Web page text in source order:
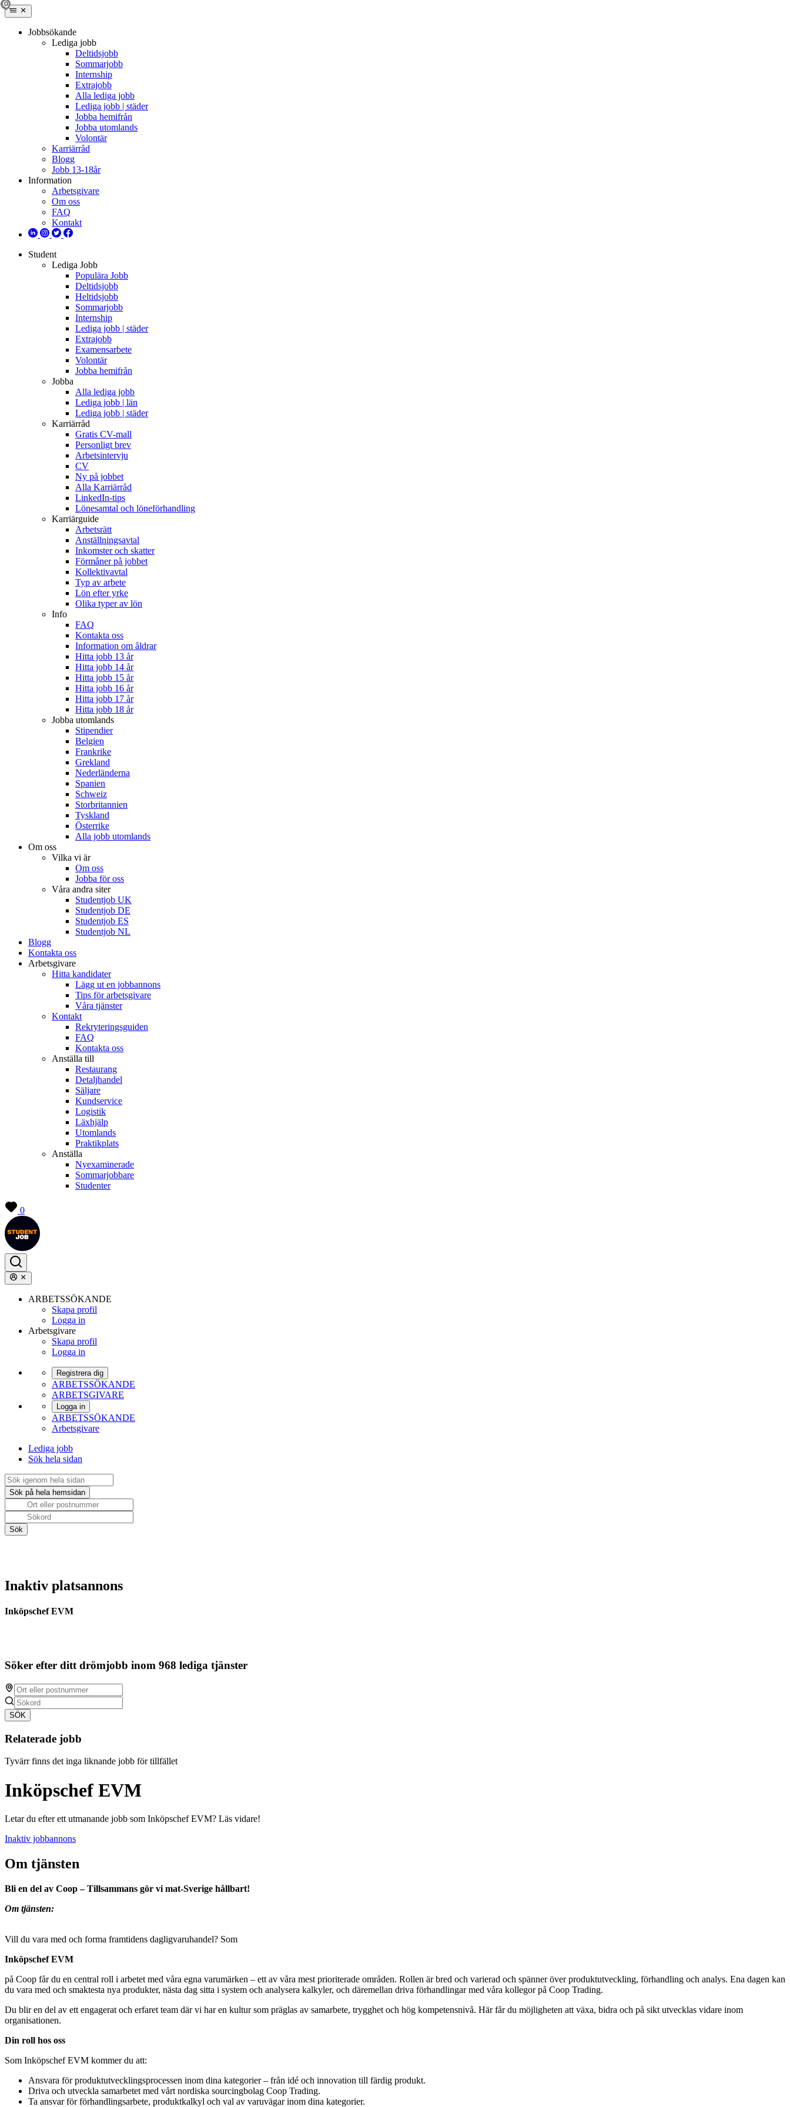
Jobbsökande
Lediga jobb
Deltidsjobb
Sommarjobb
Internship
Extrajobb
Alla lediga jobb
Lediga jobb | städer
Jobba hemifrån
Jobba utomlands
Volontär
Karriärråd
Blogg
Jobb 13-18år
Information
Arbetsgivare
Om oss
FAQ
Kontakt
Student
Lediga Jobb
Populära Jobb
Deltidsjobb
Heltidsjobb
Sommarjobb
Internship
Lediga jobb | städer
Extrajobb
Examensarbete
Volontär
Jobba hemifrån
Jobba
Alla lediga jobb
Lediga jobb | län
Lediga jobb | städer
Karriärråd
Gratis CV-mall
Personligt brev
Arbetsintervju
CV
Ny på jobbet
Alla Karriärråd
LinkedIn-tips
Lönesamtal och löneförhandling
Karriärguide
Arbetsrätt
Anställningsavtal
Inkomster och skatter
Förmåner på jobbet
Kollektivavtal
Typ av arbete
Lön efter yrke
Olika typer av lön
Info
FAQ
Kontakta oss
Information om åldrar
Hitta jobb 13 år
Hitta jobb 14 år
Hitta jobb 15 år
Hitta jobb 16 år
Hitta jobb 17 år
Hitta jobb 18 år
Jobba utomlands
Stipendier
Belgien
Frankrike
Grekland
Nederländerna
Spanien
Schweiz
Storbritannien
Tyskland
Österrike
Alla jobb utomlands
Om oss
Vilka vi är
Om oss
Jobba för oss
Våra andra siter
Studentjob UK
Studentjob DE
Studentjob ES
Studentjob NL
Blogg
Kontakta oss
Arbetsgivare
Hitta kandidater
Lägg ut en jobbannons
Tips för arbetsgivare
Våra tjänster
Kontakt
Rekryteringsguiden
FAQ
Kontakta oss
Anställa till
Restaurang
Detaljhandel
Säljare
Kundservice
Logistik
Läxhjälp
Utomlands
Praktikplats
Anställa
Nyexaminerade
Sommarjobbare
Studenter
0
ARBETSSÖKANDE
Skapa profil
Logga in
Arbetsgivare
Skapa profil
Logga in
Registrera dig
ARBETSSÖKANDE
ARBETSGIVARE
Logga in
ARBETSSÖKANDE
Arbetsgivare
Lediga jobb
Sök hela sidan
Inaktiv platsannons
Inköpschef EVM
Söker efter ditt drömjobb inom 968 lediga tjänster
SÖK
Relaterade jobb
Tyvärr finns det inga liknande jobb för tillfället
Inköpschef EVM
Letar du efter ett utmanande jobb som Inköpschef EVM? Läs vidare!
Inaktiv jobbannons
Om tjänsten
Bli en del av Coop – Tillsammans gör vi mat-Sverige hållbart!
Om tjänsten:
Vill du vara med och forma framtidens dagligvaruhandel? Som
Inköpschef EVM
på Coop får du en central roll i arbetet med våra egna varumärken – ett av våra mest prioriterade områden. Rollen är bred och varierad och spänner över produktutveckling, förhandling och analys. Ena dagen kan
du vara med och smaktesta nya produkter, nästa dag sitta i system och analysera kalkyler, och däremellan driva förhandlingar med våra kollegor på Coop Trading.
Du blir en del av ett engagerat och erfaret team där vi har en kultur som präglas av samarbete, trygghet och hög kompetensnivå. Här får du möjligheten att växa, bidra och på sikt utvecklas vidare inom
organisationen.
Din roll hos oss
Som Inköpschef EVM kommer du att:
Ansvara för produktutvecklingsprocessen inom dina kategorier – från idé och innovation till färdig produkt.
Driva och utveckla samarbetet med vårt nordiska sourcingbolag Coop Trading.
Ta ansvar för förhandlingsarbete, produktkalkyl och val av varuvägar inom dina kategorier.